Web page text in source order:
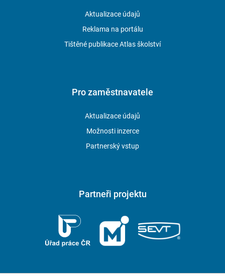
Aktualizace údajů
Reklama na portálu
Tištěné publikace Atlas školství
Pro zaměstnavatele
Aktualizace údajů
Možnosti inzerce
Partnerský vstup
Partneři projektu